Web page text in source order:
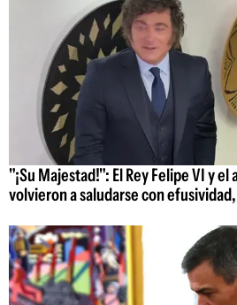
"¡Su Majestad!": El Rey Felipe VI y
volvieron a saludarse con